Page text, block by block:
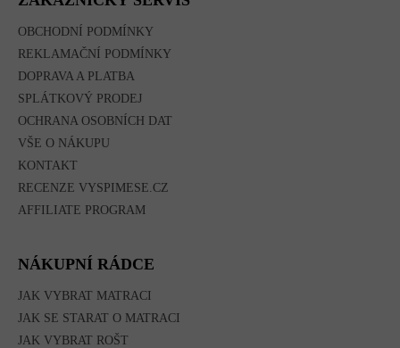
OBCHODNÍ PODMÍNKY
REKLAMAČNÍ PODMÍNKY
DOPRAVA A PLATBA
SPLÁTKOVÝ PRODEJ
OCHRANA OSOBNÍCH DAT
VŠE O NÁKUPU
KONTAKT
RECENZE VYSPIMESE.CZ
AFFILIATE PROGRAM
NÁKUPNÍ RÁDCE
JAK VYBRAT MATRACI
JAK SE STARAT O MATRACI
JAK VYBRAT ROŠT